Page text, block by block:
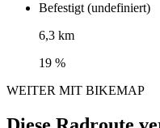
Befestigt (undefiniert)
6,3 km
19 %
WEITER MIT BIKEMAP